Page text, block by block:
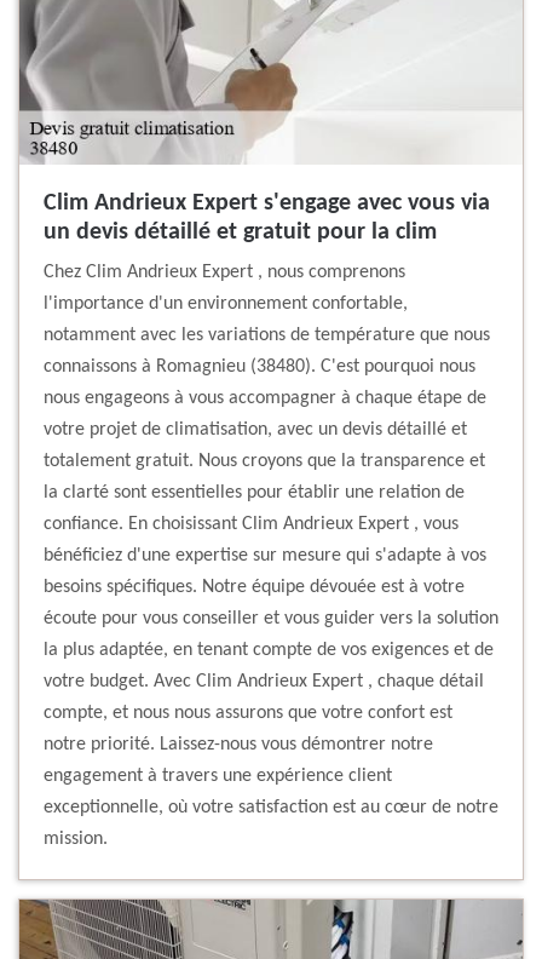
Clim Andrieux Expert s'engage avec vous via
un devis détaillé et gratuit pour la clim
Chez Clim Andrieux Expert , nous comprenons
l'importance d'un environnement confortable,
notamment avec les variations de température que nous
connaissons à Romagnieu (38480). C'est pourquoi nous
nous engageons à vous accompagner à chaque étape de
votre projet de climatisation, avec un devis détaillé et
totalement gratuit. Nous croyons que la transparence et
la clarté sont essentielles pour établir une relation de
confiance. En choisissant Clim Andrieux Expert , vous
bénéficiez d'une expertise sur mesure qui s'adapte à vos
besoins spécifiques. Notre équipe dévouée est à votre
écoute pour vous conseiller et vous guider vers la solution
la plus adaptée, en tenant compte de vos exigences et de
votre budget. Avec Clim Andrieux Expert , chaque détail
compte, et nous nous assurons que votre confort est
notre priorité. Laissez-nous vous démontrer notre
engagement à travers une expérience client
exceptionnelle, où votre satisfaction est au cœur de notre
mission.